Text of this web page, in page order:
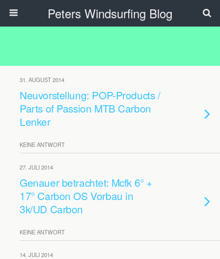
Peters Windsurfing Blog
31. AUGUST 2014
Neuvorstellung: POP-Products /
Parts of Passion MTB Carbon
Lenker
KEINE ANTWORT
27. JULI 2014
Genauer betrachtet: Mcfk 6° +
17° Carbon OS Vorbau in
3k/UD Carbon
KEINE ANTWORT
14. JULI 2014